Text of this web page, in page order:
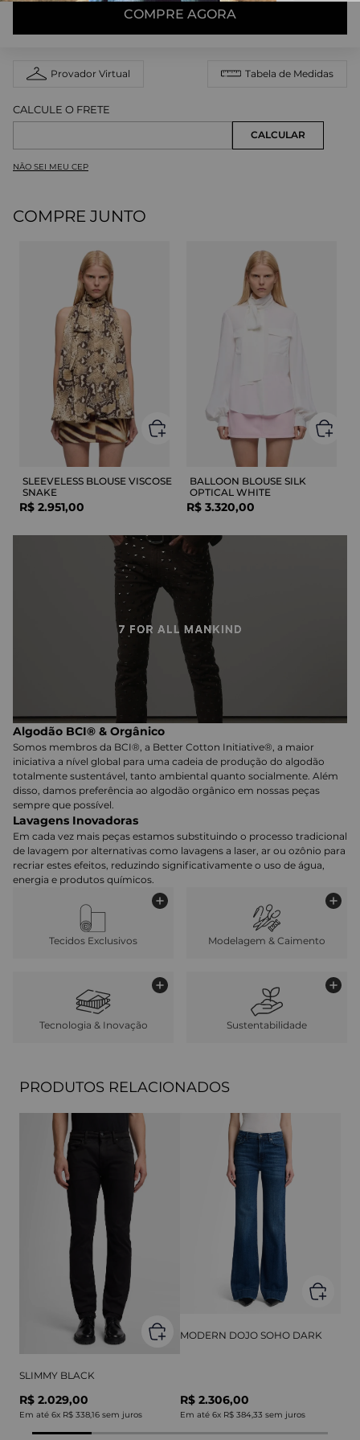
COMPRE AGORA
Provador Virtual Tabela de Medidas
NÃO SEI MEU CEP
COMPRE JUNTO
SLEEVELESS BLOUSE VISCOSE
SNAKE
R$ 2.951,00
BALLOON BLOUSE SILK
OPTICAL WHITE
R$ 3.320,00
Algodão BCI® & Orgânico
Somos membros da BCI®, a Better Cotton Initiative®, a maior
iniciativa a nível global para uma cadeia de produção do algodão
totalmente sustentável, tanto ambiental quanto socialmente. Além
disso, damos preferência ao algodão orgânico em nossas peças
sempre que possível.
Lavagens Inovadoras
Em cada vez mais peças estamos substituindo o processo tradicional
de lavagem por alternativas como lavagens a laser, ar ou ozônio para
recriar estes efeitos, reduzindo significativamente o uso de água,
energia e produtos químicos.
Tecidos Exclusivos Modelagem & Caimento
Tecnologia & Inovação Sustentabilidade
PRODUTOS RELACIONADOS
SLIMMY BLACK
R$ 2.029,00
Em até 6x R$ 338,16 sem juros
MODERN DOJO SOHO DARK
R$ 2.306,00
Em até 6x R$ 384,33 sem juros